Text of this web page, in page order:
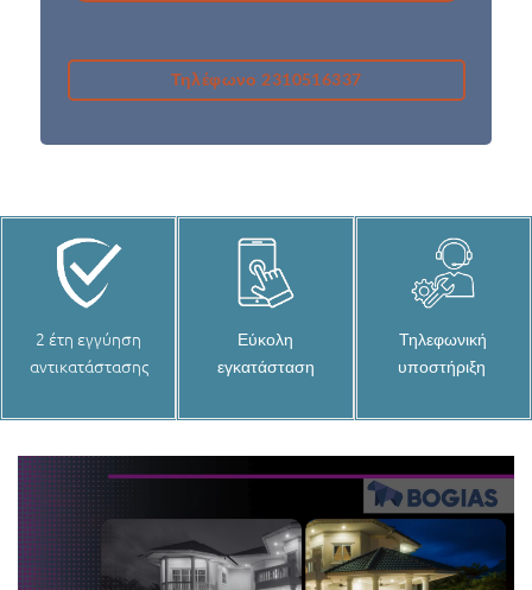
Τηλέφωνο 2310516337
2 έτη εγγύηση
αντικατάστασης
Εύκολη
εγκατάσταση
Τηλεφωνική
υποστήριξη